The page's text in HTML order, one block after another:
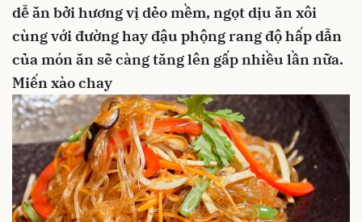
dễ ăn bởi hương vị dẻo mềm, ngọt dịu ăn xôi
cùng vớiđườnghayđậu phộng rangđộ hấp dẫn
của món ăn sẽ càng tăng lên gấp nhiều lần nữa.
Miến xào chay